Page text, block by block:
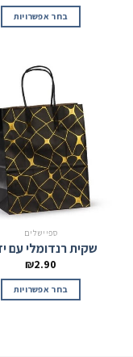
בחר אפשרויות
ספיישלים
שקית רנדומלי עם
₪2.90
בחר אפשרויות